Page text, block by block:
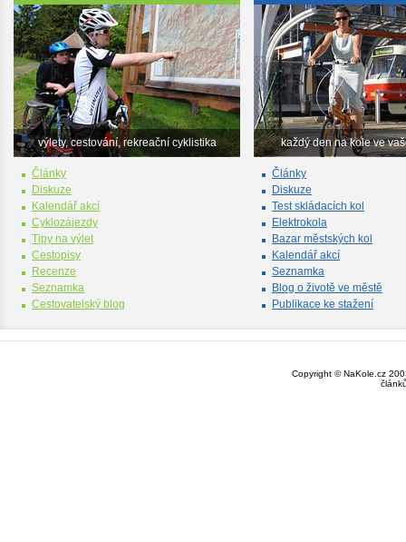
výlety, cestování, rekreační cyklistika
Články
Diskuze
Kalendář akcí
Cyklozájezdy
Tipy na výlet
Cestopisy
Recenze
Seznamka
Cestovatelský blog
každý den na kole ve
Články
Diskuze
Test skládacích kol
Elektrokola
Bazar městských kol
Kalendář akcí
Seznamka
Blog o životě ve městě
Publikace ke stažení
Copyright © NaKole.cz